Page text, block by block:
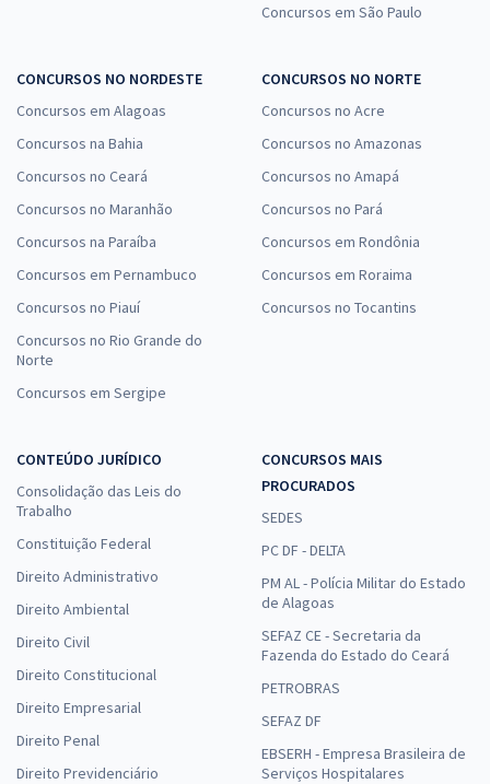
Concursos em São Paulo
CONCURSOS NO NORDESTE
Concursos em Alagoas
Concursos na Bahia
Concursos no Ceará
Concursos no Maranhão
Concursos na Paraíba
Concursos em Pernambuco
Concursos no Piauí
Concursos no Rio Grande do
Norte
Concursos em Sergipe
CONCURSOS NO NORTE
Concursos no Acre
Concursos no Amazonas
Concursos no Amapá
Concursos no Pará
Concursos em Rondônia
Concursos em Roraima
Concursos no Tocantins
CONTEÚDO JURÍDICO
Consolidação das Leis do
Trabalho
Constituição Federal
Direito Administrativo
Direito Ambiental
Direito Civil
Direito Constitucional
Direito Empresarial
Direito Penal
Direito Previdenciário
CONCURSOS MAIS
PROCURADOS
SEDES
PC DF - DELTA
PM AL - Polícia Militar do Estado
de Alagoas
SEFAZ CE - Secretaria da
Fazenda do Estado do Ceará
PETROBRAS
SEFAZ DF
EBSERH - Empresa Brasileira de
Serviços Hospitalares